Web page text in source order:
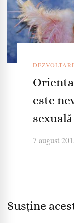
este
sexuală
7 august
Susține